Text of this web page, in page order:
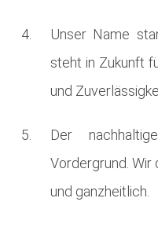
Unser Name
steht in Zukunft
und
Der
Vordergrund. Wir
und ganzheitlich.